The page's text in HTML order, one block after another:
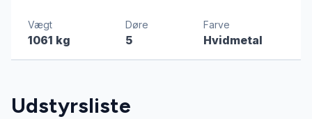
Vægt
1061 kg
Døre
5
Farve
Hvidmetal
Udstyrsliste